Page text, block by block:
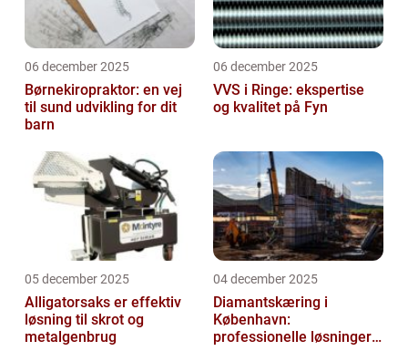
06 december 2025
Børnekiropraktor: en vej
til sund udvikling for dit
barn
06 december 2025
VVS i Ringe: ekspertise
og kvalitet på Fyn
05 december 2025
Alligatorsaks er effektiv
løsning til skrot og
metalgenbrug
04 december 2025
Diamantskæring i
København:
professionelle løsninger